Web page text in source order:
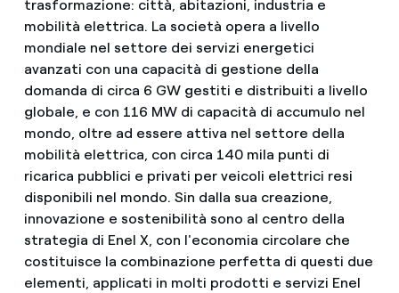
trasformazione: città, abitazioni, industria e
mobilità elettrica. La società opera a livello
mondiale nel settore dei servizi energetici
avanzati con una capacità di gestione della
domanda di circa 6 GW gestiti e distribuiti a livello
globale, e con 116 MW di capacità di accumulo nel
mondo, oltre ad essere attiva nel settore della
mobilità elettrica, con circa 140 mila punti di
ricarica pubblici e privati per veicoli elettrici resi
disponibili nel mondo. Sin dalla sua creazione,
innovazione e sostenibilità sono al centro della
strategia di Enel X, con l'economia circolare che
costituisce la combinazione perfetta di questi due
elementi, applicati in molti prodotti e servizi Enel